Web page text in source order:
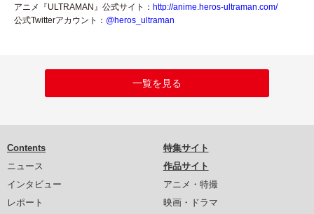
アニメ『ULTRAMAN』公式サイト： http://anime.heros-ultraman.com/
公式Twitterアカウント： @heros_ultraman
一覧を見る
Contents
ニュース
インタビュー
レポート
特集サイト
作品サイト
アニメ・特撮
映画・ドラマ